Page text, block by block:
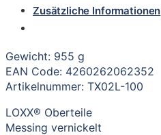
Zusätzliche Informationen
Gewicht: 955 g
EAN Code: 4260262062352
Artikelnummer: TX02L-100
LOXX® Oberteile
Messing vernickelt